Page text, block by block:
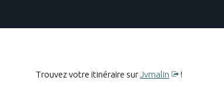
Trouvez votre itinéraire surJvmalin !